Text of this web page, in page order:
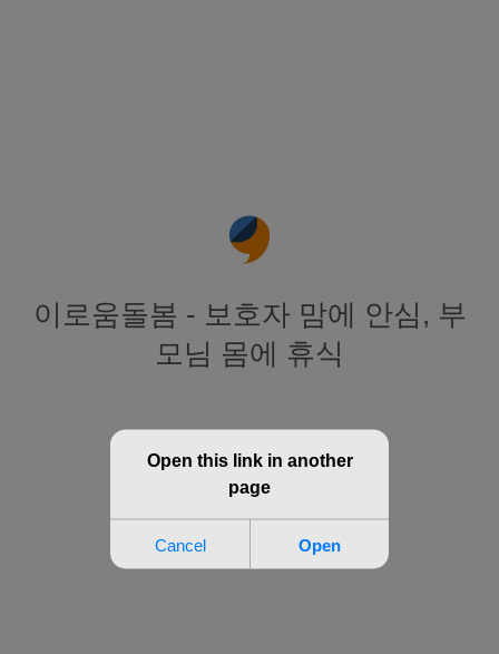
이로움돌봄 - 보호자 맘에 안심, 부
모님 몸에 휴식